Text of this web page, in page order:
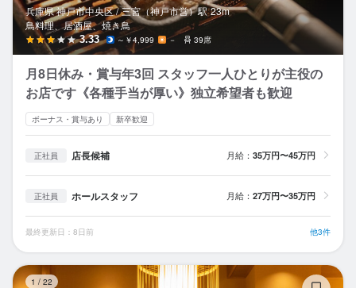
兵庫県 神戸市中央区 / 三宮（神戸市営）駅 23m
鳥料理、居酒屋、焼き鳥
3.33 ～￥4,999 － 39席
月8日休み・賞与年3回 スタッフ一人ひとりが主役の
お店です《各種手当が厚い》独立希望者も歓迎
ボーナス・賞与あり 新卒歓迎
正社員 店長候補 月給： 35万円〜45万円
正社員 ホールスタッフ 月給： 27万円〜35万円
最終更新日：8日前 他3件
1 / 22